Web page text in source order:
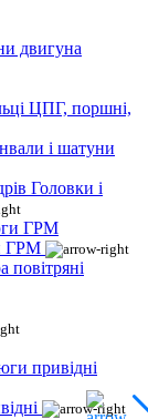
двигуна
ЦПГ, поршні,
і шатуни
Головки і
ГРМ
повітряні
привідні